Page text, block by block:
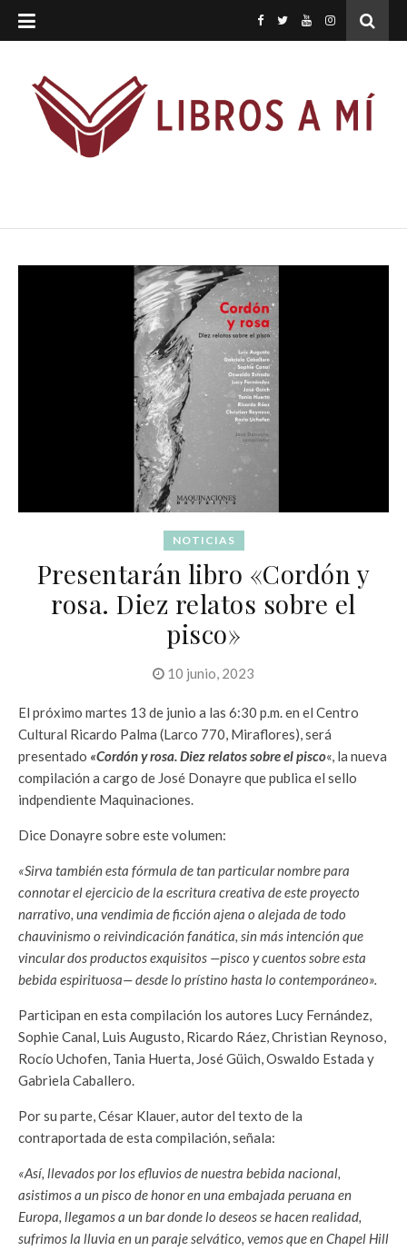
NOTICIAS
Presentarán libro «Cordón y
rosa. Diez relatos sobre el
pisco»
10 junio, 2023
El próximo martes 13 de junio a las 6:30 p.m. en el Centro
Cultural Ricardo Palma (Larco 770, Miraflores), será
presentado «Cordón y rosa. Diez relatos sobre el pisco«, la nueva
compilación a cargo de José Donayre que publica el sello
indpendiente Maquinaciones.
Dice Donayre sobre este volumen:
«Sirva también esta fórmula de tan particular nombre para
connotar el ejercicio de la escritura creativa de este proyecto
narrativo, una vendimia de ficción ajena o alejada de todo
chauvinismo o reivindicación fanática, sin más intención que
vincular dos productos exquisitos —pisco y cuentos sobre esta
bebida espirituosa— desde lo prístino hasta lo contemporáneo».
Participan en esta compilación los autores Lucy Fernández,
Sophie Canal, Luis Augusto, Ricardo Ráez, Christian Reynoso,
Rocío Uchofen, Tania Huerta, José Güich, Oswaldo Estada y
Gabriela Caballero.
Por su parte, César Klauer, autor del texto de la
contraportada de esta compilación, señala:
«Así, llevados por los efluvios de nuestra bebida nacional,
asistimos a un pisco de honor en una embajada peruana en
Europa, llegamos a un bar donde lo deseos se hacen realidad,
sufrimos la lluvia en un paraje selvático, vemos que en Chapel Hill